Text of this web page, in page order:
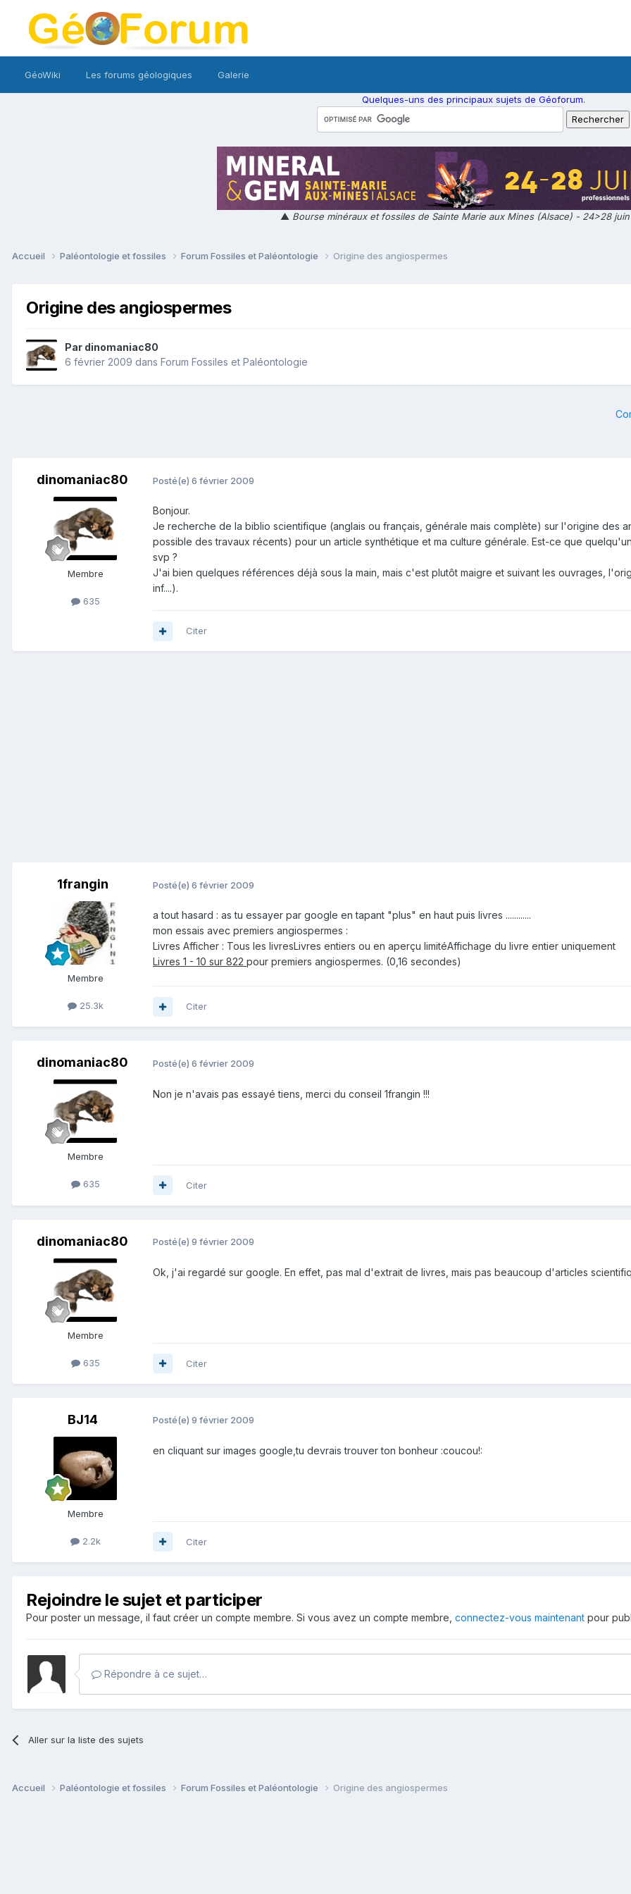
GéoWiki Les forums géologiques Galerie
Quelques-uns des principaux sujets de Géoforum.
▲ Bourse minéraux et fossiles de Sainte Marie aux Mines (Alsace) - 24>28
Accueil Paléontologie et fossiles Forum Fossiles et Paléontologie Origine des angiospermes
Origine des angiospermes
Par dinomaniac80
6 février 2009 dans Forum Fossiles et Paléontologie
dinomaniac80
Membre
635
Posté(e) 6 février 2009
Bonjour.
Je recherche de la biblio scientifique (anglais ou français, générale mais complète) sur l'origine des
possible des travaux récents) pour un article synthétique et ma culture générale. Est-ce que
svp ?
J'ai bien quelques références déjà sous la main, mais c'est plutôt maigre et suivant les ouvrages,
inf....).
Citer
1frangin
Membre
25.3k
Posté(e) 6 février 2009
a tout hasard : as tu essayer par google en tapant "plus" en haut puis livres ............
mon essais avec premiers angiospermes :
Livres Afficher : Tous les livresLivres entiers ou en aperçu limitéAffichage du livre entier uniquement
Livres 1 - 10 sur 822 pour premiers angiospermes. (0,16 secondes)
Citer
dinomaniac80
Membre
635
Posté(e) 6 février 2009
Non je n'avais pas essayé tiens, merci du conseil 1frangin !!!
Citer
dinomaniac80
Membre
635
Posté(e) 9 février 2009
Ok, j'ai regardé sur google. En effet, pas mal d'extrait de livres, mais pas beaucoup d'articles
Citer
BJ14
Membre
2.2k
Posté(e) 9 février 2009
en cliquant sur images google,tu devrais trouver ton bonheur :coucou!:
Citer
Rejoindre le sujet et participer
Pour poster un message, il faut créer un compte membre. Si vous avez un compte membre, connectez-vous maintenant pour
Répondre à ce sujet…
Aller sur la liste des sujets
Accueil Paléontologie et fossiles Forum Fossiles et Paléontologie Origine des angiospermes